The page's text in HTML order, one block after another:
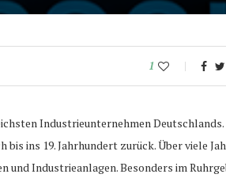
1
Industrieunternehmen
bis ins 19. Jahrhundert zurück. Über viele
und Industrieanlagen. Besonders im